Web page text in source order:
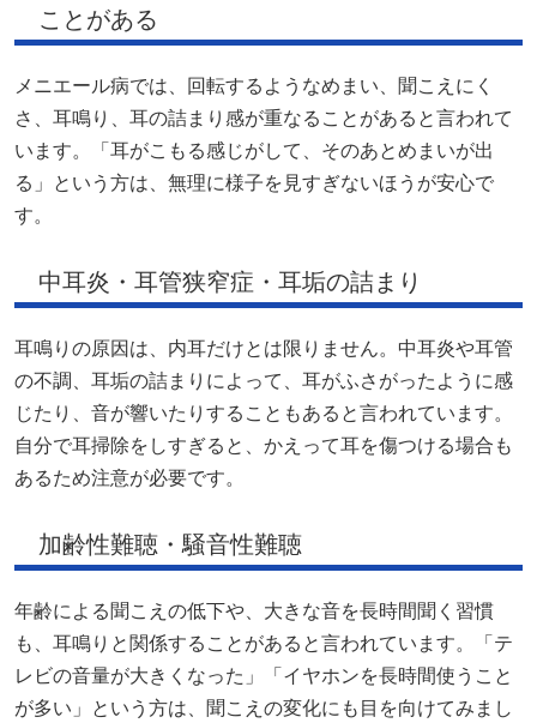
ことがある
メニエール病では、回転するようなめまい、聞こえにく
さ、耳鳴り、耳の詰まり感が重なることがあると言われて
います。「耳がこもる感じがして、そのあとめまいが出
る」という方は、無理に様子を見すぎないほうが安心で
す。
中耳炎・耳管狭窄症・耳垢の詰まり
耳鳴りの原因は、内耳だけとは限りません。中耳炎や耳管
の不調、耳垢の詰まりによって、耳がふさがったように感
じたり、音が響いたりすることもあると言われています。
自分で耳掃除をしすぎると、かえって耳を傷つける場合も
あるため注意が必要です。
加齢性難聴・騒音性難聴
年齢による聞こえの低下や、大きな音を長時間聞く習慣
も、耳鳴りと関係することがあると言われています。「テ
レビの音量が大きくなった」「イヤホンを長時間使うこと
が多い」という方は、聞こえの変化にも目を向けてみまし